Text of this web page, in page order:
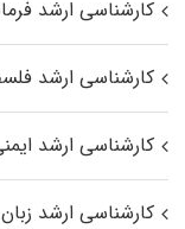
کارشناسی ارشد
کارشناسی ارشد
کارشناسی ارشد
کارشناسی ارشد